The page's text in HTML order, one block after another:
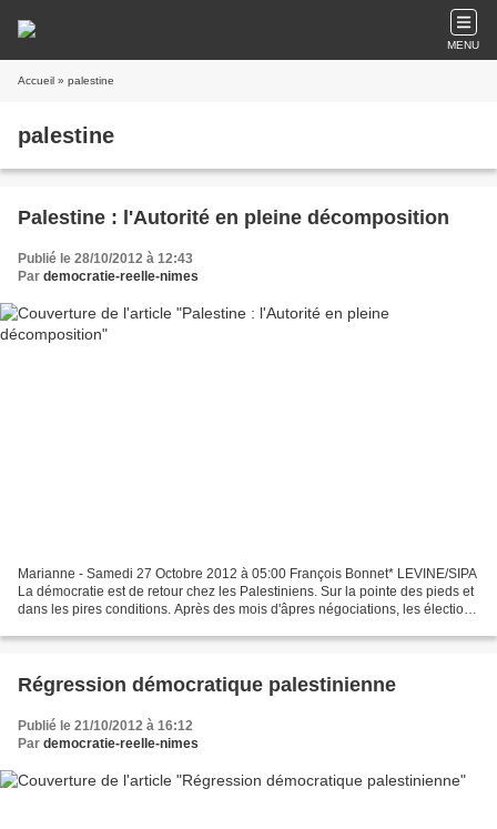
MENU
Accueil » palestine
palestine
Palestine : l'Autorité en pleine décomposition
Publié le 28/10/2012 à 12:43
Par democratie-reelle-nimes
Marianne - Samedi 27 Octobre 2012 à 05:00 François Bonnet* LEVINE/SIPA
La démocratie est de retour chez les Palestiniens. Sur la pointe des pieds et
dans les pires conditions. Après des mois d'âpres négociations, les élections
Régression démocratique palestinienne
Publié le 21/10/2012 à 16:12
Par democratie-reelle-nimes